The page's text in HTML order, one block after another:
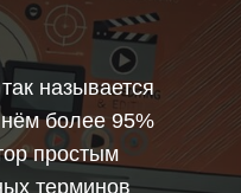
называется
более 95%
простым
терминов
действие.